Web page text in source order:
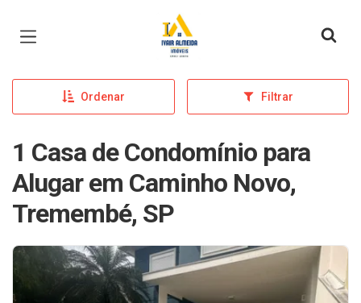
Página inicial
Ordenar Filtrar
1 Casa de Condomínio para
Alugar em Caminho Novo,
Tremembé, SP